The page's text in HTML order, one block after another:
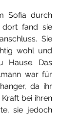
Sofia durch
dort fand sie
Sie
wohl und
Hause. Das
war für
da ihr
bei ihren
sie jedoch